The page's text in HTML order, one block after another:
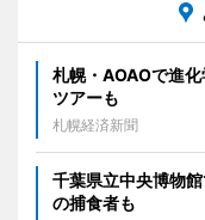
札幌・AOAOで進
ツアーも
札幌経済新聞
千葉県立中央博物
の捕食者も